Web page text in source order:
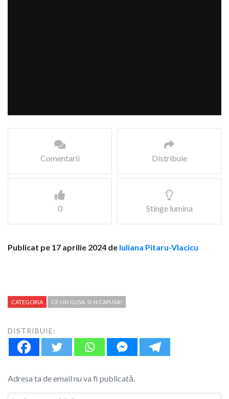
Comentarii Distribuie
0 Stinge lumina
Publicat pe 17 aprilie 2024 de Iuliana Pitaru-Vlacicu
CATEGORIA CE-I IN GUSA, SI-N CAPUSA!
DISTRIBUIE:
Adresa ta de email nu va fi publicată.